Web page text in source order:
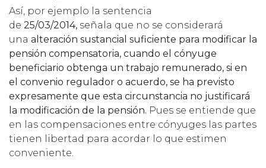
Así, por ejemplo la sentencia
de 25/03/2014, señala que no se considerará
una alteración sustancial suficiente para modificar la
pensión compensatoria, cuando el cónyuge
beneficiario obtenga un trabajo remunerado, si en
el convenio regulador o acuerdo, se ha previsto
expresamente que esta circunstancia no justificará
la modificación de la pensión. Pues se entiende que
en las compensaciones entre cónyuges las partes
tienen libertad para acordar lo que estimen
conveniente.